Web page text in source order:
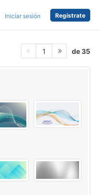
Iniciar sesión Regístrate
1 de 35